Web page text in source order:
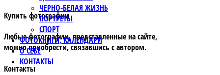
ЧЕРНО-БЕЛАЯ ЖИЗНЬ
ПОРТРЕТЫ
СПОРТ
ФОТОКНИГИ, КАЛЕНДАРИ
О СЕБЕ
КОНТАКТЫ
Купить фотографии
Любые фотографии, представленные на сайте,
можно приобрести, связавшись с автором.
Контакты